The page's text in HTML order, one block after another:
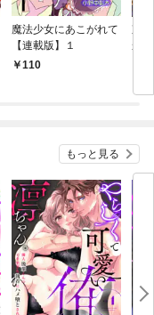
魔法少女にあこがれて
【連載版】１
110
東
か
な
もっと見る